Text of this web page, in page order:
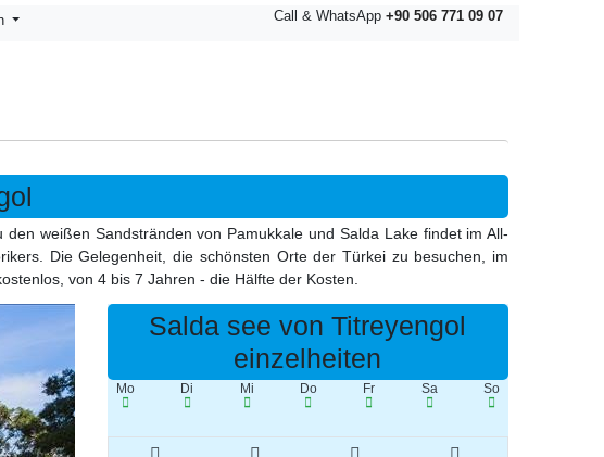
Call & WhatsApp +90 506 771 09 07
weißen Sandstränden von Pamukkale und Salda Lake findet im All-
Die Gelegenheit, die schönsten Orte der Türkei zu besuchen, im
von 4 bis 7 Jahren - die Hälfte der Kosten.
Salda see von Titreyengol
einzelheiten
Mo Di Mi Do Fr Sa So